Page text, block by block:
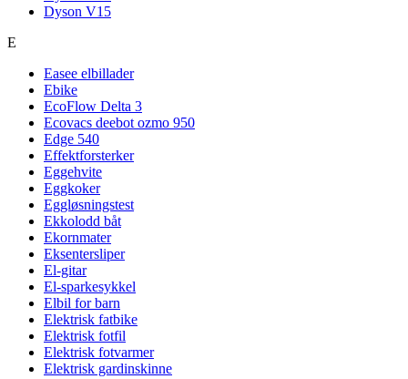
Dyson V15
E
Easee elbillader
Ebike
EcoFlow Delta 3
Ecovacs deebot ozmo 950
Edge 540
Effektforsterker
Eggehvite
Eggkoker
Eggløsningstest
Ekkolodd båt
Ekornmater
Eksentersliper
El-gitar
El-sparkesykkel
Elbil for barn
Elektrisk fatbike
Elektrisk fotfil
Elektrisk fotvarmer
Elektrisk gardinskinne